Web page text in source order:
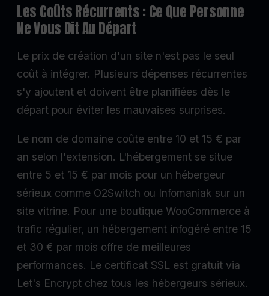
Les Coûts Récurrents : Ce Que Personne
Ne Vous Dit Au Départ
Le prix de création d'un site n'est pas le seul
coût à intégrer. Plusieurs dépenses récurrentes
s'y ajoutent et doivent être planifiées dès le
départ pour éviter les mauvaises surprises.
Le nom de domaine coûte entre 10 et 15 € par
an selon l'extension. L'hébergement se situe
entre 5 et 15 € par mois pour un hébergeur
sérieux comme O2Switch ou Infomaniak sur un
site vitrine. Pour une boutique WooCommerce à
trafic régulier, un hébergement infogéré entre 15
et 30 € par mois offre de meilleures
performances. Le certificat SSL est gratuit via
Let's Encrypt chez tous les hébergeurs sérieux.